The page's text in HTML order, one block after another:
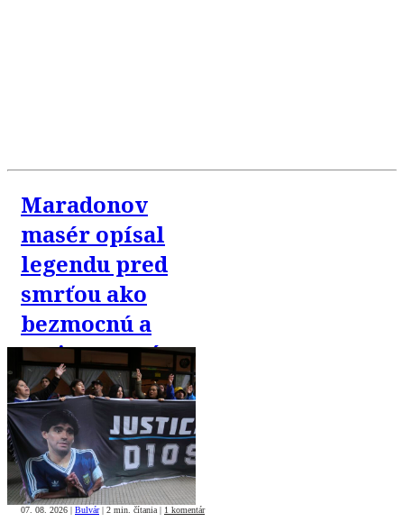
Maradonov
masér opísal
legendu pred
smrťou ako
bezmocnú a
rezignovanú
osobu
07. 08. 2026 | Bulvár | 2 min. čítania | 1 komentár